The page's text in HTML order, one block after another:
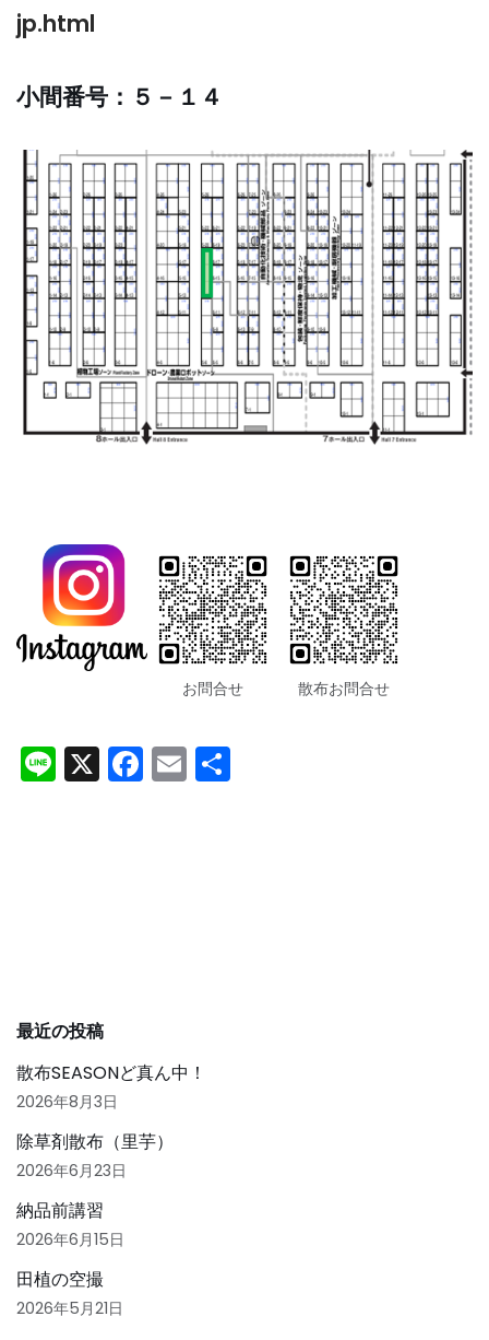
jp.html
小間番号：５－１４
お問合せ 散布お問合せ
Li
n
X F
a
E
m
最近の投稿
散布SEASONど真ん中！
2026年8月3日
除草剤散布（里芋）
2026年6月23日
納品前講習
2026年6月15日
田植の空撮
2026年5月21日